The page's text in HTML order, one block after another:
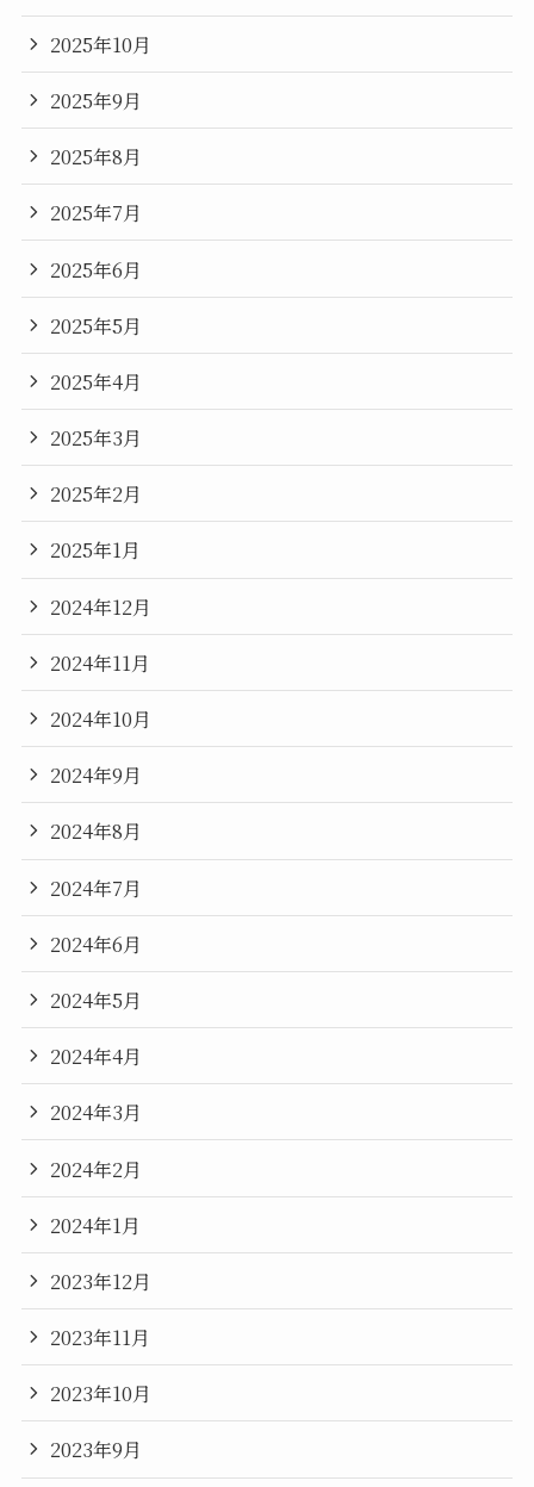
2025年10月
2025年9月
2025年8月
2025年7月
2025年6月
2025年5月
2025年4月
2025年3月
2025年2月
2025年1月
2024年12月
2024年11月
2024年10月
2024年9月
2024年8月
2024年7月
2024年6月
2024年5月
2024年4月
2024年3月
2024年2月
2024年1月
2023年12月
2023年11月
2023年10月
2023年9月